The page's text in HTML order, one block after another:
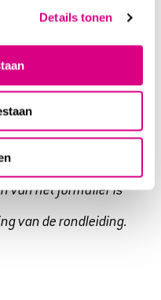
Details tonen
entreekosten)
van tevoren
knop
van het formulier is
van de rondleiding.